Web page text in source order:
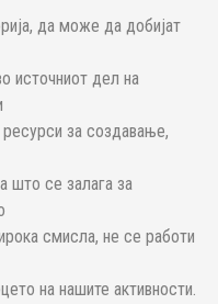
да може да добијат
источниот дел на
за создавање,
што се залага за
смисла, не се работи
на нашите активности.